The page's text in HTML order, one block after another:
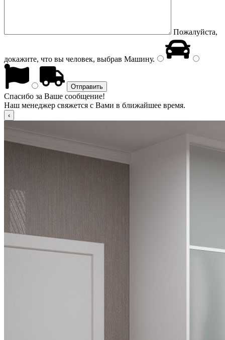
Пожалуйста,
докажите, что вы человек, выбрав Машину.
Спасибо за Ваше сообщение!
Наш менеджер свяжется с Вами в ближайшее время.